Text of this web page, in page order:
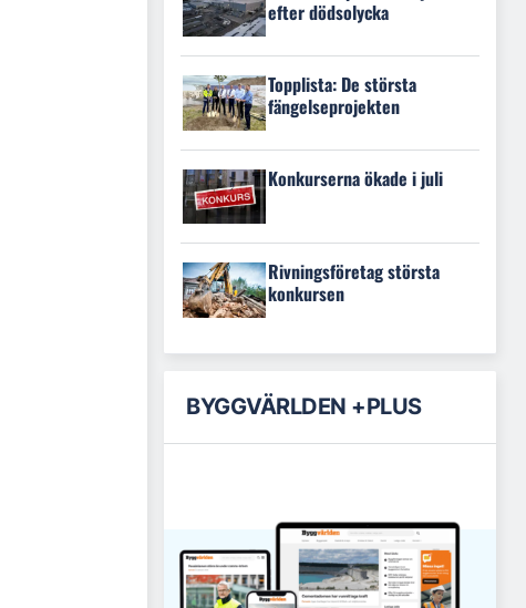
efter dödsolycka
Topplista: De största
fängelseprojekten
Konkurserna ökade i juli
Rivningsföretag största
konkursen
BYGGVÄRLDEN +PLUS